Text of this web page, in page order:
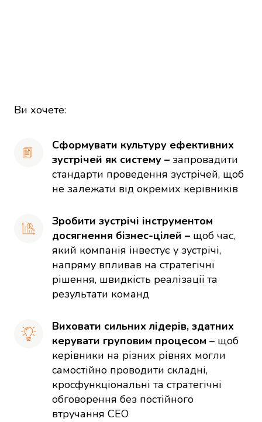
Ви хочете:
Сформувати культуру ефективних
зустрічей як систему – запровадити
стандарти проведення зустрічей, щоб
не залежати від окремих керівників
Зробити зустрічі інструментом
досягнення бізнес-цілей – щоб час,
який компанія інвестує у зустрічі,
напряму впливав на стратегічні
рішення, швидкість реалізації та
результати команд
Виховати сильних лідерів, здатних
керувати груповим процесом – щоб
керівники на різних рівнях могли
самостійно проводити складні,
кросфункціональні та стратегічні
обговорення без постійного
втручання CEO